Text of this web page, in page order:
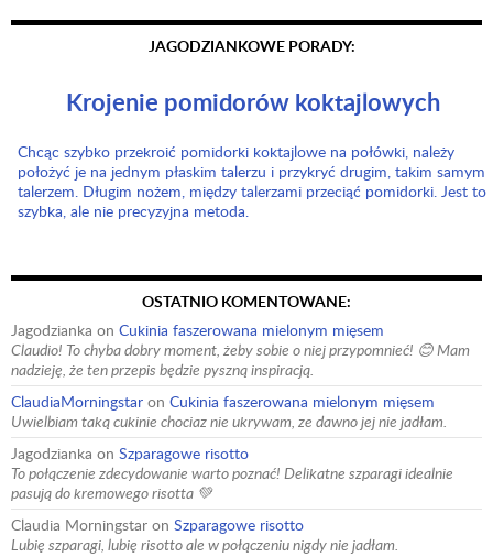
JAGODZIANKOWE PORADY:
Krojenie pomidorów koktajlowych
Chcąc szybko przekroić pomidorki koktajlowe na połówki, należy
położyć je na jednym płaskim talerzu i przykryć drugim, takim samym
talerzem. Długim nożem, między talerzami przeciąć pomidorki. Jest to
szybka, ale nie precyzyjna metoda.
OSTATNIO KOMENTOWANE:
Jagodzianka on Cukinia faszerowana mielonym mięsem
Claudio! To chyba dobry moment, żeby sobie o niej przypomnieć! 😊 Mam
nadzieję, że ten przepis będzie pyszną inspiracją.
ClaudiaMorningstar on Cukinia faszerowana mielonym mięsem
Uwielbiam taką cukinie chociaz nie ukrywam, ze dawno jej nie jadłam.
Jagodzianka on Szparagowe risotto
To połączenie zdecydowanie warto poznać! Delikatne szparagi idealnie
pasują do kremowego risotta 💚
Claudia Morningstar on Szparagowe risotto
Lubię szparagi, lubię risotto ale w połączeniu nigdy nie jadłam.